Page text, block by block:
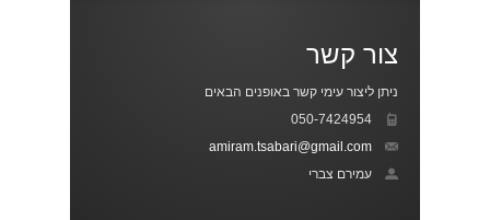
צור קשר
ניתן ליצור עימי קשר באופנים הבאים
050-7424954
amiram.tsabari@gmail.com
עמירם צברי